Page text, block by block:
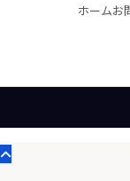
ホームお